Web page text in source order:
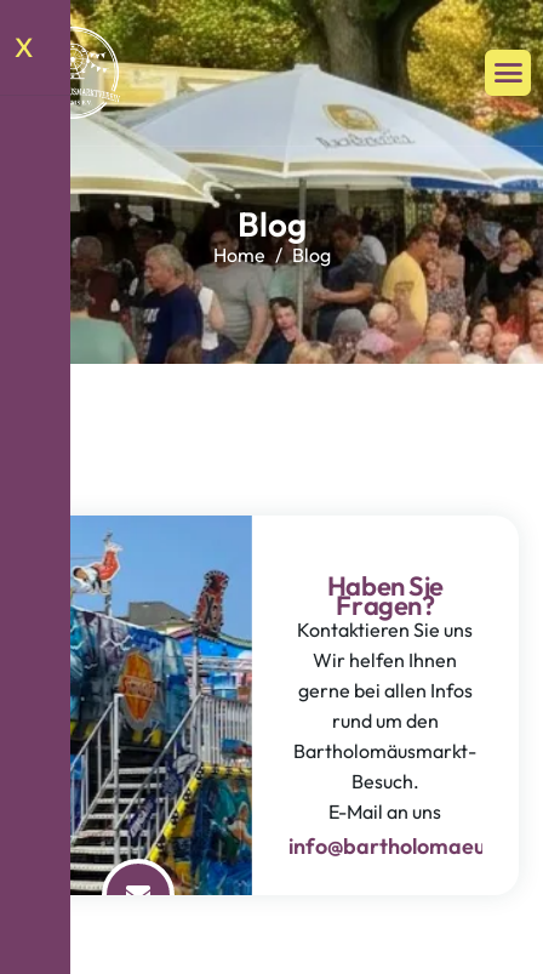
X
Blog
Home Blog
HabenSie
Fragen?
Kontaktieren Sie uns
Wir helfen Ihnen
gerne bei allen Infos
rund um den
Bartholomäusmarkt-
Besuch.
E-Mail an uns